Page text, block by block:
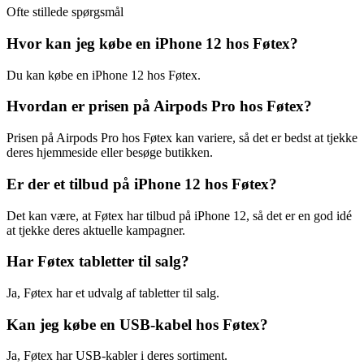
Ofte stillede spørgsmål
Hvor kan jeg købe en iPhone 12 hos Føtex?
Du kan købe en iPhone 12 hos Føtex.
Hvordan er prisen på Airpods Pro hos Føtex?
Prisen på Airpods Pro hos Føtex kan variere, så det er bedst at tjekke
deres hjemmeside eller besøge butikken.
Er der et tilbud på iPhone 12 hos Føtex?
Det kan være, at Føtex har tilbud på iPhone 12, så det er en god idé
at tjekke deres aktuelle kampagner.
Har Føtex tabletter til salg?
Ja, Føtex har et udvalg af tabletter til salg.
Kan jeg købe en USB-kabel hos Føtex?
Ja, Føtex har USB-kabler i deres sortiment.